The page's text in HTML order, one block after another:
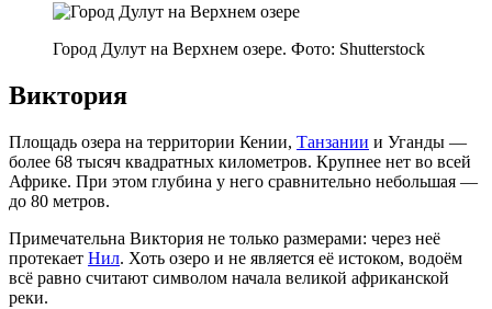
Город Дулут на Верхнем озере. Фото: Shutterstock
Виктория
Площадь озера на территории Кении, Танзании и Уганды —
более 68 тысяч квадратных километров. Крупнее нет во всей
Африке. При этом глубина у него сравнительно небольшая —
до 80 метров.
Примечательна Виктория не только размерами: через неё
протекает Нил. Хоть озеро и не является её истоком, водоём
всё равно считают символом начала великой африканской
реки.